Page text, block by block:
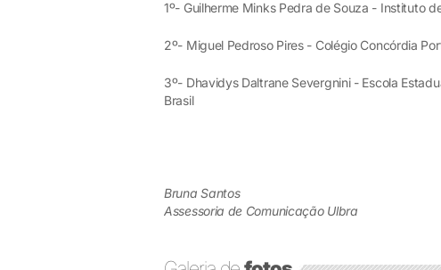
1º- Guilherme Minks Pedra de Souza - Instituto
2º- Miguel Pedroso Pires - Colégio Concórdia
3º- Dhavidys Daltrane Severgnini - Escola
Brasil
Bruna Santos
Assessoria de Comunicação Ulbra